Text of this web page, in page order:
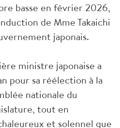
basse en février 2026,
de Mme Takaichi
japonais.
ministre japonaise a
pour sa réélection à la
nationale du
tout en
et solennel que